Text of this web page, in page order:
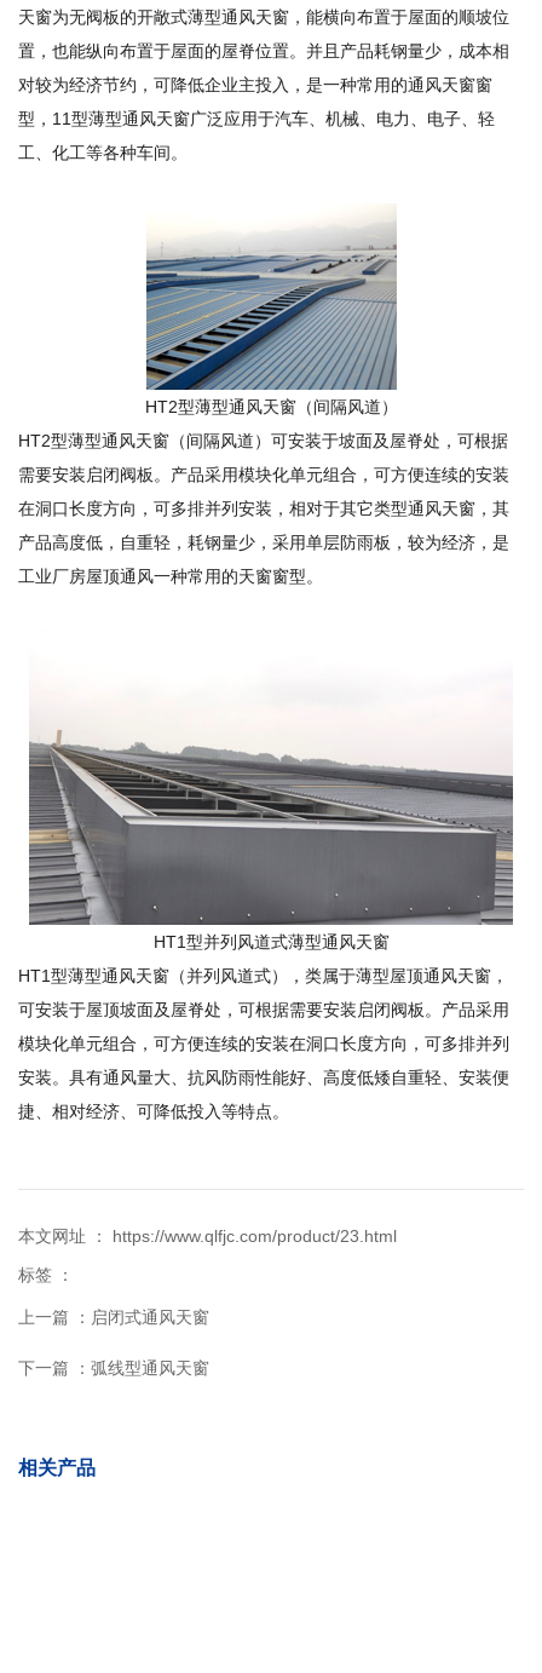
天窗为无阀板的开敞式薄型通风天窗，能横向布置于屋面的顺坡位
置，也能纵向布置于屋面的屋脊位置。并且产品耗钢量少，成本相
对较为经济节约，可降低企业主投入，是一种常用的通风天窗窗
型，11型薄型通风天窗广泛应用于汽车、机械、电力、电子、轻
工、化工等各种车间。
HT2型薄型通风天窗（间隔风道）
HT2型薄型通风天窗（间隔风道）可安装于坡面及屋脊处，可根据
需要安装启闭阀板。产品采用模块化单元组合，可方便连续的安装
在洞口长度方向，可多排并列安装，相对于其它类型通风天窗，其
产品高度低，自重轻，耗钢量少，采用单层防雨板，较为经济，是
工业厂房屋顶通风一种常用的天窗窗型。
HT1型并列风道式薄型通风天窗
HT1型薄型通风天窗（并列风道式），类属于薄型屋顶通风天窗，
可安装于屋顶坡面及屋脊处，可根据需要安装启闭阀板。产品采用
模块化单元组合，可方便连续的安装在洞口长度方向，可多排并列
安装。具有通风量大、抗风防雨性能好、高度低矮自重轻、安装便
捷、相对经济、可降低投入等特点。
本文网址 ： https://www.qlfjc.com/product/23.html
标签 ：
上一篇 ： 启闭式通风天窗
下一篇 ： 弧线型通风天窗
相关产品